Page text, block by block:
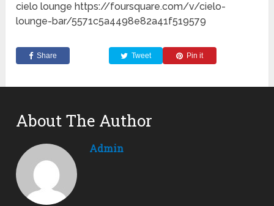
cielo lounge https://foursquare.com/v/cielo-
lounge-bar/5571c5a4498e82a41f519579
Share Tweet Pin it
About The Author
Admin